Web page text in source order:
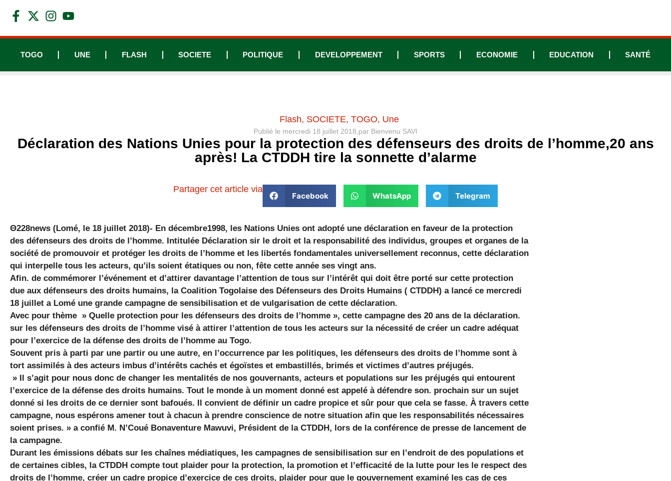
TOGO UNE FLASH SOCIETE POLITIQUE DEVELOPPEMENT SPORTS ECONOMIE EDUCATION SANTÉ
Flash, SOCIETE, TOGO, Une
Publié le mercredi 18 juillet 2018, par Bienvenu SAVI
Déclaration des Nations Unies pour la protection des défenseurs des droits de l’homme,20 ans
après! La CTDDH tire la sonnette d’alarme
Partager cet article via
Facebook WhatsApp Telegram
Θ228news (Lomé, le 18 juillet 2018)- En décembre1998, les Nations Unies ont adopté une déclaration en faveur de la protection
des défenseurs des droits de l’homme. Intitulée Déclaration sir le droit et la responsabilité des individus, groupes et organes de la
société de promouvoir et protéger les droits de l’homme et les libertés fondamentales universellement reconnus, cette déclaration
qui interpelle tous les acteurs, qu’ils soient étatiques ou non, fête cette année ses vingt ans.
Afin. de commémorer l’événement et d’attirer davantage l’attention de tous sur l’intérêt qui doit être porté sur cette protection
due aux défenseurs des droits humains, la Coalition Togolaise des Défenseurs des Droits Humains ( CTDDH) a lancé ce mercredi
18 juillet a Lomé une grande campagne de sensibilisation et de vulgarisation de cette déclaration.
Avec pour thème » Quelle protection pour les défenseurs des droits de l’homme », cette campagne des 20 ans de la déclaration.
sur les défenseurs des droits de l’homme visé à attirer l’attention de tous les acteurs sur la nécessité de créer un cadre adéquat
pour l’exercice de la défense des droits de l’homme au Togo.
Souvent pris à parti par une partir ou une autre, en l’occurrence par les politiques, les défenseurs des droits de l’homme sont à
tort assimilés à des acteurs imbus d’intérêts cachés et égoïstes et embastillés, brimés et victimes d’autres préjugés.
» Il s’agit pour nous donc de changer les mentalités de nos gouvernants, acteurs et populations sur les préjugés qui entourent
l’exercice de la défense des droits humains. Tout le monde à un moment donné est appelé à défendre son. prochain sur un sujet
donné si les droits de ce dernier sont bafoués. Il convient de définir un cadre propice et sûr pour que cela se fasse. À travers cette
campagne, nous espérons amener tout à chacun à prendre conscience de notre situation afin que les responsabilités nécessaires
soient prises. » a confié M. N’Coué Bonaventure Mawuvi, Président de la CTDDH, lors de la conférence de presse de lancement de
la campagne.
Durant les émissions débats sur les chaînes médiatiques, les campagnes de sensibilisation sur en l’endroit de des populations et
de certaines cibles, la CTDDH compte tout plaider pour la protection, la promotion et l’efficacité de la lutte pour les le respect des
droits de l’homme, créer un cadre propice d’exercice de ces droits, plaider pour que le gouvernement examiné les cas de ces